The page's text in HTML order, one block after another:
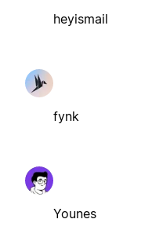
heyismail
fynk
Younes